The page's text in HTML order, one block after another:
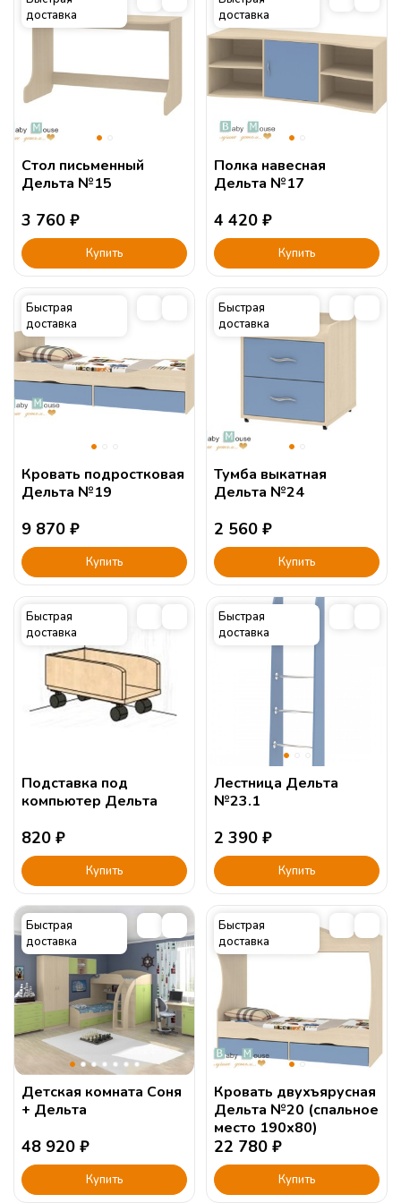
Открытый стеллаж для
Сборка:
доставка
Стол письменный
Дельта №15
3 760 ₽
Купить
доставка
Полка навесная
Дельта №17
4 420 ₽
Купить
Быстрая
доставка
Кровать подростковая
Дельта №19
9 870 ₽
Купить
Быстрая
доставка
Тумба выкатная
Дельта №24
2 560 ₽
Купить
Быстрая
доставка
Подставка под
компьютер Дельта
820 ₽
Купить
Быстрая
доставка
Лестница Дельта
№23.1
2 390 ₽
Купить
Быстрая
доставка
Детская комната Соня
+ Дельта
48 920 ₽
Купить
Быстрая
доставка
Кровать двухъярусная
Дельта №20 (спальное
место 190х80)
22 780 ₽
Купить